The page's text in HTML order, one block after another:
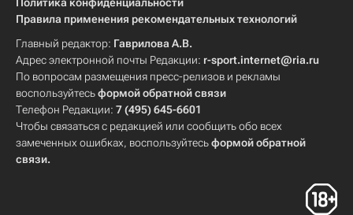
Правила применения рекомендательных технологий
Главный редактор: Гаврилова А.В.
Адрес электронной почты Редакции: r-sport.internet@ria.ru
По вопросам размещения пресс-релизов и рекламы
воспользуйтесьформой обратной связи
Телефон Редакции: 7 (495) 645-6601
Чтобы связаться с редакцией или сообщить обо всех
замеченных ошибках, воспользуйтесьформой обратной
связи.